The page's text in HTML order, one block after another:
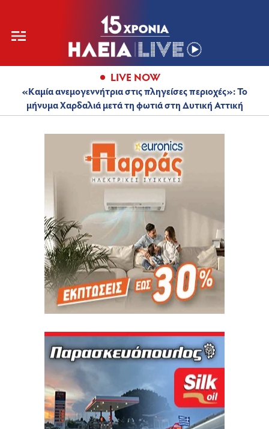
LIVE NOW
«Καμία ανεμογεννήτρια στις πληγείσες περιοχές»: Το
μήνυμα Χαρδαλιά μετά τη φωτιά στη Δυτική Αττική